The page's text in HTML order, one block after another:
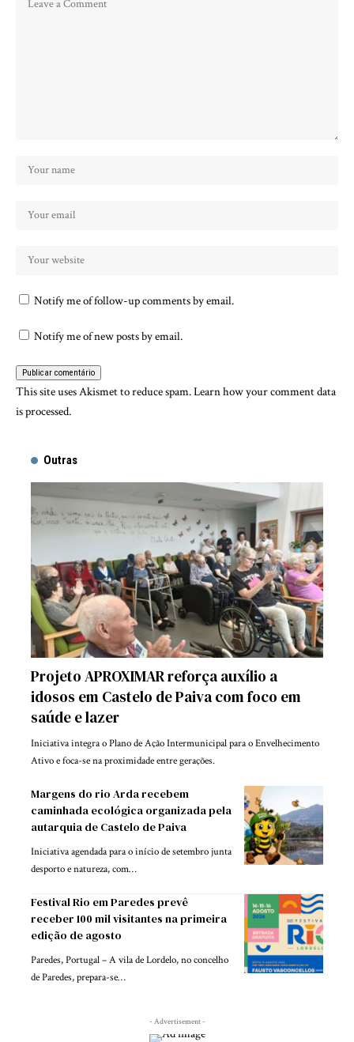
Notify me of follow-up comments by email.
Notify me of new posts by email.
This site uses Akismet to reduce spam.Learn how your comment data
is processed.
Outras
Projeto APROXIMAR reforça auxílio a
idosos em Castelo de Paiva com foco em
saúde e lazer
Iniciativa integra o Plano de Ação Intermunicipal para o Envelhecimento
Ativo e foca-se na proximidade entre gerações.
Margens do rio Arda recebem
caminhada ecológica organizada pela
autarquia de Castelo de Paiva
Iniciativa agendada para o início de setembro junta
desporto e natureza, com…
Festival Rio em Paredes prevê
receber 100 mil visitantes na primeira
edição de agosto
Paredes, Portugal – A vila de Lordelo, no concelho
de Paredes, prepara-se…
- Advertisement -